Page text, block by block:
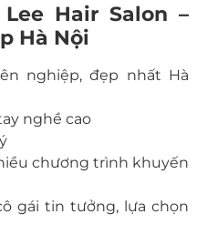
Hair Salon –
Hà Nội
nghiệp, đẹp nhất Hà
nghề cao
chương trình khuyến
gái tin tưởng, lựa chọn